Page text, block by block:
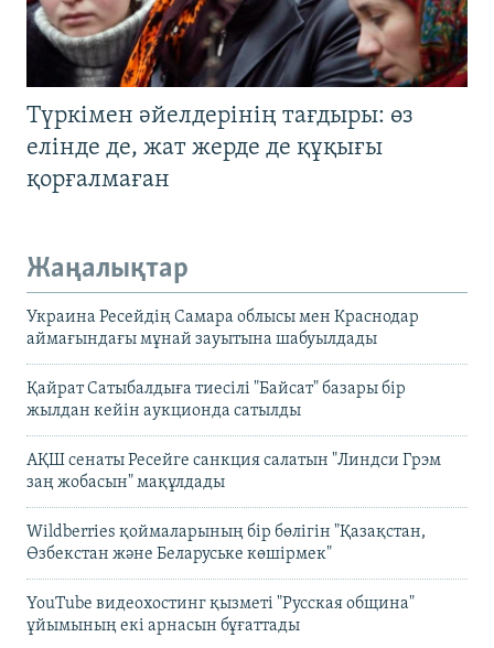
Түркімен әйелдерінің тағдыры: өз
елінде де, жат жерде де құқығы
қорғалмаған
Жаңалықтар
Украина Ресейдің Самара облысы мен Краснодар
аймағындағы мұнай зауытына шабуылдады
Қайрат Сатыбалдыға тиесілі "Байсат" базары бір
жылдан кейін аукционда сатылды
АҚШ сенаты Ресейге санкция салатын "Линдси Грэм
заң жобасын" мақұлдады
Wildberries қоймаларының бір бөлігін "Қазақстан,
Өзбекстан және Беларуське көшірмек"
YouTube видеохостинг қызметі "Русская община"
ұйымының екі арнасын бұғаттады